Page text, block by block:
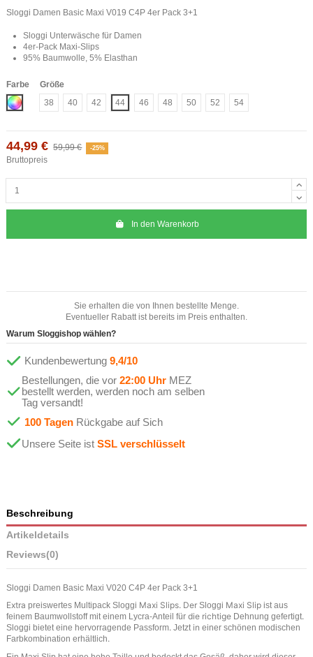
Sloggi Damen Basic Maxi V019 C4P 4er Pack 3+1
Sloggi Unterwäsche für Damen
4er-Pack Maxi-Slips
95% Baumwolle, 5% Elasthan
Farbe
Mix
Größe
38
40 42 44 46 48 50 52 54
44,99 € 59,99 € -25%
Bruttopreis
In den Warenkorb
Sie erhalten die von Ihnen bestellte Menge.
Eventueller Rabatt ist bereits im Preis enthalten.
Warum Sloggishop wählen?
Kundenbewertung 9,4/10
Bestellungen, die vor 22:00 Uhr MEZ
bestellt werden, werden noch am selben
Tag versandt!
100 Tagen Rückgabe auf Sich
Unsere Seite ist SSL verschlüsselt
Beschreibung
Artikeldetails
Reviews(0)
Sloggi Damen Basic Maxi V020 C4P 4er Pack 3+1
Extra preiswertes Multipack Sloggi Maxi Slips. Der Sloggi Maxi Slip ist aus
feinem Baumwollstoff mit einem Lycra-Anteil für die richtige Dehnung gefertigt.
Sloggi bietet eine hervorragende Passform. Jetztin einer schönen modischen
Farbkombination erhältlich.